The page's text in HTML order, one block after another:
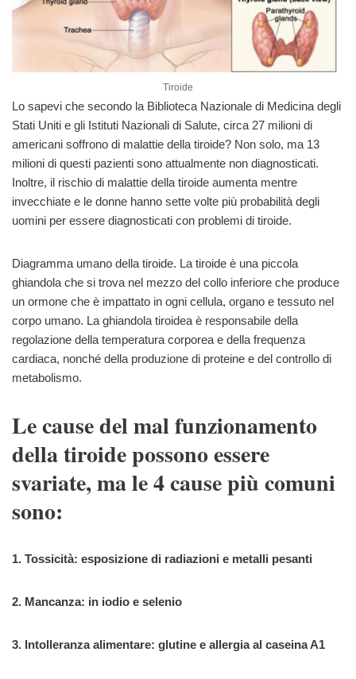
Tiroide
Lo sapevi che secondo la Biblioteca Nazionale di Medicina degli
Stati Uniti e gli Istituti Nazionali di Salute, circa 27 milioni di
americani soffrono di malattie della tiroide? Non solo, ma 13
milioni di questi pazienti sono attualmente non diagnosticati.
Inoltre, il rischio di malattie della tiroide aumenta mentre
invecchiate e le donne hanno sette volte più probabilità degli
uomini per essere diagnosticati con problemi di tiroide.
Diagramma umano della tiroide. La tiroide è una piccola
ghiandola che si trova nel mezzo del collo inferiore che produce
un ormone che è impattato in ogni cellula, organo e tessuto nel
corpo umano. La ghiandola tiroidea è responsabile della
regolazione della temperatura corporea e della frequenza
cardiaca, nonché della produzione di proteine e del controllo di
metabolismo.
Le cause del mal funzionamento
della tiroide possono essere
svariate, ma le 4 cause più comuni
sono:
1. Tossicità: esposizione di radiazioni e metalli pesanti
2. Mancanza: in iodio e selenio
3. Intolleranza alimentare: glutine e allergia al caseina A1